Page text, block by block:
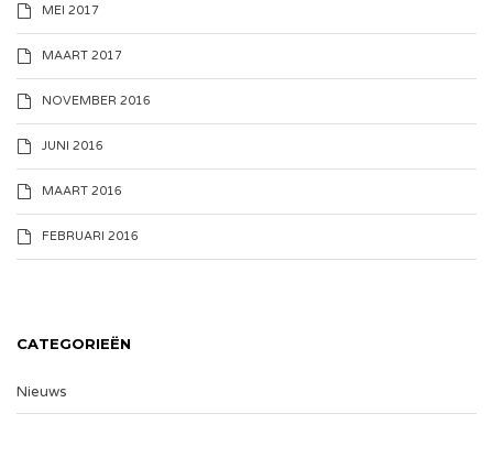
MEI 2017
MAART 2017
NOVEMBER 2016
JUNI 2016
MAART 2016
FEBRUARI 2016
CATEGORIEËN
Nieuws